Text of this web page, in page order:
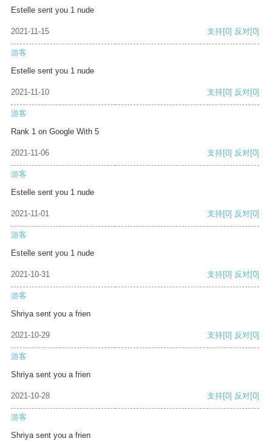
Estelle sent you 1 nude
2021-11-15 支持[0] 反对[0]
游客
Estelle sent you 1 nude
2021-11-10 支持[0] 反对[0]
游客
Rank 1 on Google With 5
2021-11-06 支持[0] 反对[0]
游客
Estelle sent you 1 nude
2021-11-01 支持[0] 反对[0]
游客
Estelle sent you 1 nude
2021-10-31 支持[0] 反对[0]
游客
Shriya sent you a frien
2021-10-29 支持[0] 反对[0]
游客
Shriya sent you a frien
2021-10-28 支持[0] 反对[0]
游客
Shriya sent you a frien